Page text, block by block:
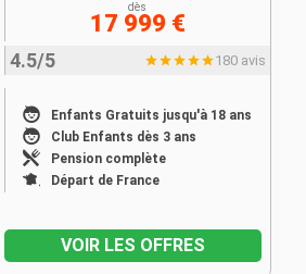
4.5/5 180 avis
Enfants Gratuits jusqu'à 18 ans
Club Enfants dès 3 ans
Pension complète
Départ de France
dès
17 999 €
VOIR LES OFFRES